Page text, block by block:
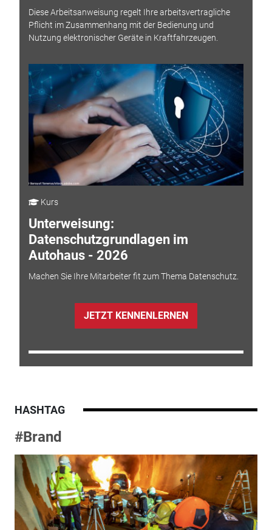
Diese Arbeitsanweisung regelt Ihre arbeitsvertragliche
Pflicht im Zusammenhang mit der Bedienung und
Nutzung elektronischer Geräte in Kraftfahrzeugen.
Kurs
Unterweisung:
Datenschutzgrundlagen im
Autohaus - 2026
Machen Sie Ihre Mitarbeiter fit zum Thema Datenschutz.
JETZT KENNENLERNEN
HASHTAG
#Brand